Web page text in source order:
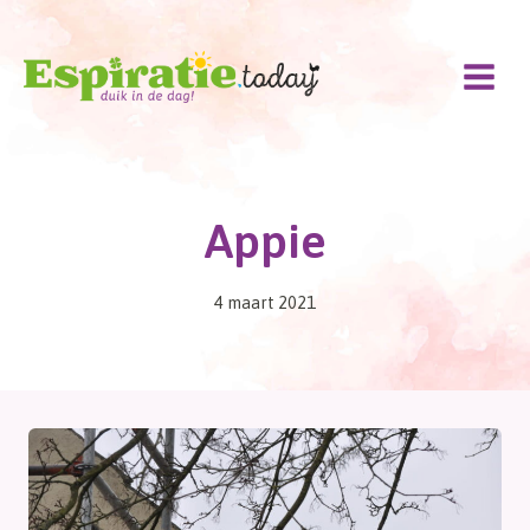
Doorgaan
inhoud
Appie
4 maart 2021